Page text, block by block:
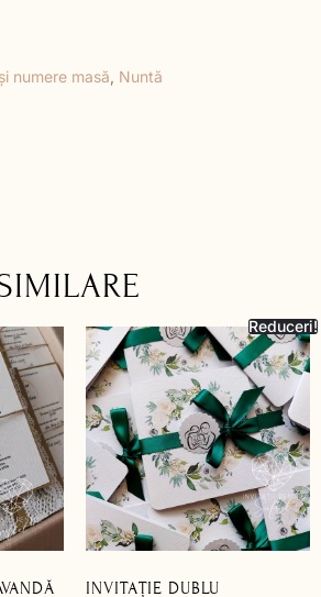
numere masă Nuntă
Reduceri!
INVITAȚIE DUBLU